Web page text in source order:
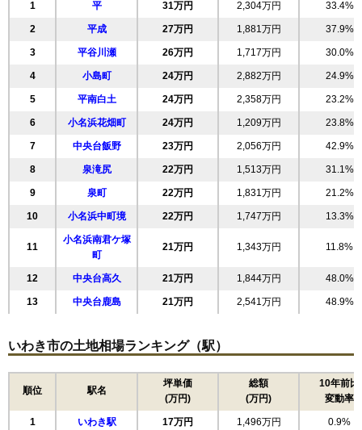
1 平 31万円 2,304万円 33.4%
2 平成 27万円 1,881万円 37.9%
3 平谷川瀬 26万円 1,717万円 30.0%
4 小島町 24万円 2,882万円 24.9%
5 平南白土 24万円 2,358万円 23.2%
6 小名浜花畑町 24万円 1,209万円 23.8%
7 中央台飯野 23万円 2,056万円 42.9%
8 泉滝尻 22万円 1,513万円 31.1%
9 泉町 22万円 1,831万円 21.2%
10 小名浜中町境 22万円 1,747万円 13.3%
11
小名浜南君ケ塚
町
21万円 1,343万円 11.8%
12 中央台高久 21万円 1,844万円 48.0%
13 中央台鹿島 21万円 2,541万円 48.9%
15 泉玉露 21万円
16 湘南台 21万円 1,597万円 21.5%
17 内郷御厩町 20万円 1,511万円 22.2%
18 泉町玉露 19万円 1,325万円 21.6%
いわき市の土地相場ランキング（駅）
順位 駅名
坪単価
(万円)
総額
(万円)
10年前比
変動率
1 いわき駅 17万円 1,496万円 0.9%